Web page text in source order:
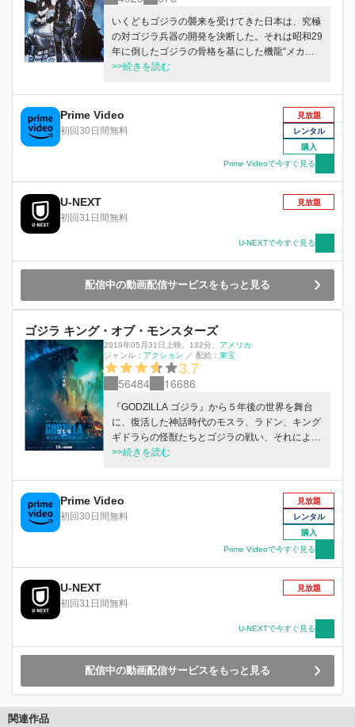
いくどもゴジラの襲来を受けてきた日本は、究極
の対ゴジラ兵器の開発を決断した。それは昭和29
年に倒したゴジラの骨格を基にした機龍“メカゴ
ジラ”だ。4年の歳月をかけ機龍が完成した時、ゴ
戦が始まった。
>>続きを読む
Prime Video
初回30日間無料
見放題
レンタル
購入
Prime Videoで今すぐ見る
U-NEXT
初回31日間無料
見放題
U-NEXTで今すぐ見る
配信中の動画配信サービスをもっと見る
ゴジラ キング・オブ・モンスターズ
2019年05月31日上映 132分
アメリカ
ジャンル： アクション ／ 配給： 東宝
3.7
56484 16686
『GODZILLA ゴジラ』から５年後の世界を舞台
に、復活した神話時代のモスラ、ラドン、キング
ギドラらの怪獣たちとゴジラの戦い、それによっ
て引き起こされる世界の破滅を阻止しようとする
>>続きを読む
Prime Video
初回30日間無料
見放題
レンタル
購入
Prime Videoで今すぐ見る
U-NEXT
初回31日間無料
見放題
U-NEXTで今すぐ見る
配信中の動画配信サービスをもっと見る
関連作品